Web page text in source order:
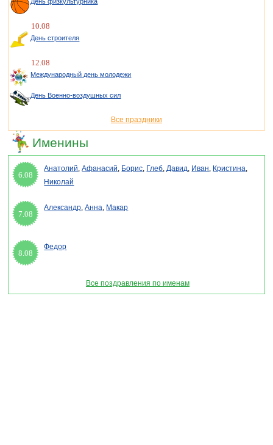
10.08
День строителя
12.08
Международный день молодежи
День Военно-воздушных сил
Все праздники
Именины
6.08
Анатолий,Афанасий, Борис, Глеб,Давид, Иван, Кристина,
Николай
7.08
Александр,Анна, Макар
8.08
Федор
Все поздравления по именам